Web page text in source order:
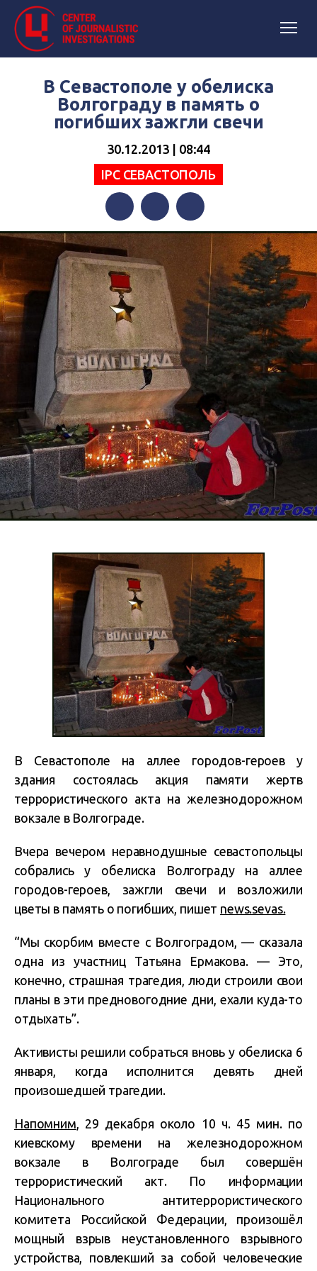
В Севастополе у обелиска
Волгограду в память о
погибших зажгли свечи
30.12.2013 | 08:44
IPC СЕВАСТОПОЛЬ
FacebookTwitterTelegram
В Севастополе на аллее городов-героев у
здания состоялась акция памяти жертв
террористического акта на железнодорожном
вокзале в Волгограде.
Вчера вечером неравнодушные севастопольцы
собрались у обелиска Волгограду на аллее
городов-героев, зажгли свечи и возложили
цветы в память о погибших, пишет news.sevas.
“Мы скорбим вместе с Волгоградом, — сказала
одна из участниц Татьяна Ермакова. — Это,
конечно, страшная трагедия, люди строили свои
планы в эти предновогодние дни, ехали куда-то
отдыхать”.
Активисты решили собраться вновь у обелиска 6
января, когда исполнится девять дней
произошедшей трагедии.
Напомним , 29 декабря около 10 ч. 45 мин. по
киевскому времени на железнодорожном
вокзале в Волгограде был совершён
террористический акт. По информации
Национального антитеррористического
комитета Российской Федерации, произошёл
мощный взрыв неустановленного взрывного
устройства, повлекший за собой человеческие